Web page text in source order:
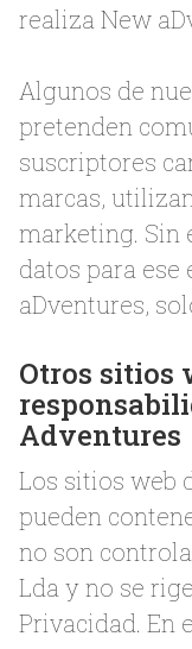
realiza New
Algunos de
pretenden
suscriptores
marcas,
marketing. Sin
datos para ese
aDventures,
Otros sitios
Adventures
Los sitios web
pueden
no son
Lda y no se
Privacidad. En